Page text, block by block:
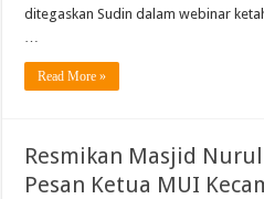
ditegaskan Sudin dalam webinar
Read More »
Resmikan Masjid
Pesan Ketua MUI